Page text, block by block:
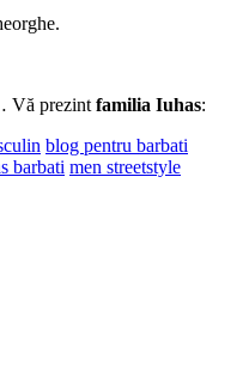
Vă prezint familia Iuhas:
blog pentru barbati
barbati men streetstyle